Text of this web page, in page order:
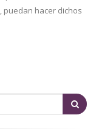
puedan hacer dichos